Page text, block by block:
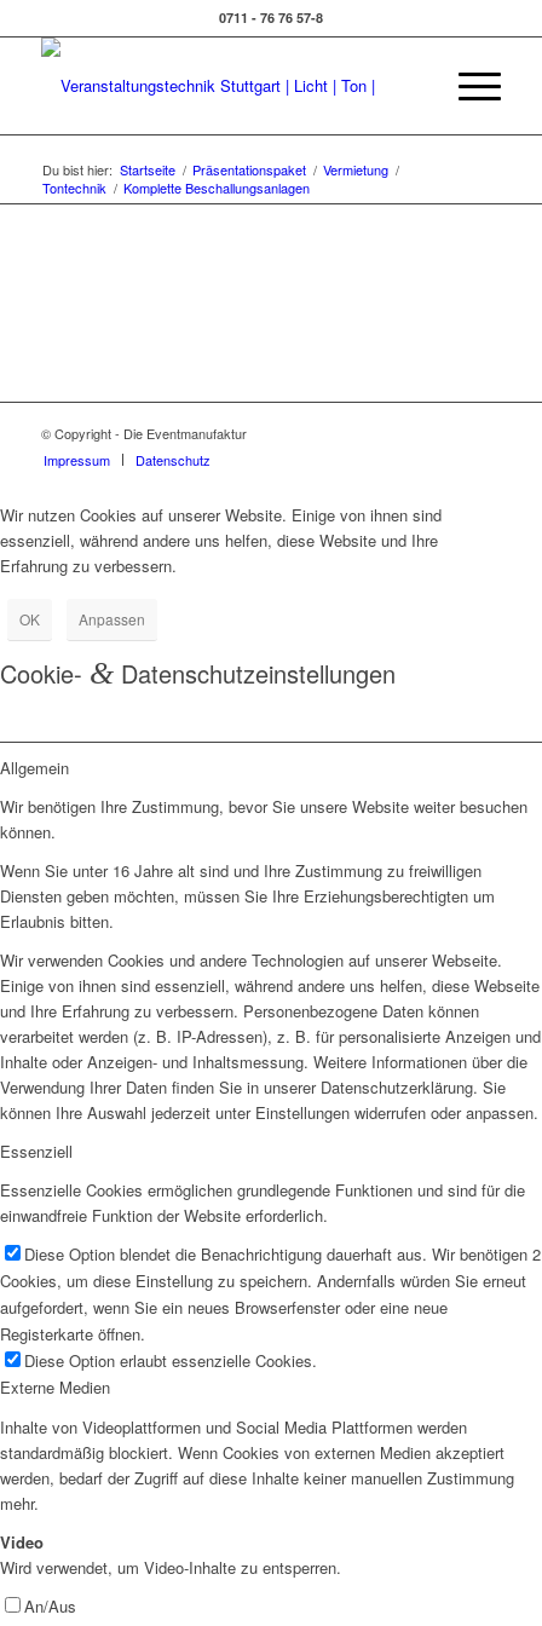
0711 - 76 76 57-8
Du bist hier: Startseite / Präsentationspaket / Vermietung /
Tontechnik / Komplette Beschallungsanlagen
© Copyright - Die Eventmanufaktur
Impressum
Datenschutz
Wir nutzen Cookies auf unserer Website. Einige von ihnen sind
essenziell, während andere uns helfen, diese Website und Ihre
Erfahrung zu verbessern.
OK Anpassen
Cookie- & Datenschutzeinstellungen
Allgemein
Wir benötigen Ihre Zustimmung, bevor Sie unsere Website weiter besuchen
können.
Wenn Sie unter 16 Jahre alt sind und Ihre Zustimmung zu freiwilligen
Diensten geben möchten, müssen Sie Ihre Erziehungsberechtigten um
Erlaubnis bitten.
Wir verwenden Cookies und andere Technologien auf unserer Webseite.
Einige von ihnen sind essenziell, während andere uns helfen, diese Webseite
und Ihre Erfahrung zu verbessern. Personenbezogene Daten können
verarbeitet werden (z. B. IP-Adressen), z. B. für personalisierte Anzeigen und
Inhalte oder Anzeigen- und Inhaltsmessung. Weitere Informationen über die
Verwendung Ihrer Daten finden Sie in unserer Datenschutzerklärung. Sie
können Ihre Auswahl jederzeit unter Einstellungen widerrufen oder anpassen.
Essenziell
Essenzielle Cookies ermöglichen grundlegende Funktionen und sind für die
einwandfreie Funktion der Website erforderlich.
Diese Option blendet die Benachrichtigung dauerhaft aus. Wir benötigen 2
Cookies, um diese Einstellung zu speichern. Andernfalls würden Sie erneut
aufgefordert, wenn Sie ein neues Browserfenster oder eine neue
Registerkarte öffnen.
Diese Option erlaubt essenzielle Cookies.
Externe Medien
Inhalte von Videoplattformen und Social Media Plattformen werden
standardmäßig blockiert. Wenn Cookies von externen Medien akzeptiert
werden, bedarf der Zugriff auf diese Inhalte keiner manuellen Zustimmung
mehr.
Video
Wird verwendet, um Video-Inhalte zu entsperren.
An/Aus